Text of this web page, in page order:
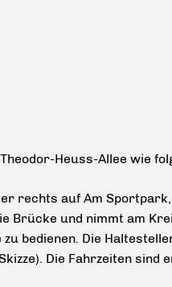
Heuss-Allee wie
rechts auf Am
Brücke und nimmt am
bedienen. Die
Die Fahrzeiten sind